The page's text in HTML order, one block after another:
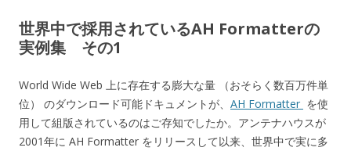
世界中で採用されているAH Formatterの
実例集 その1
World Wide Web 上に存在する膨大な量 （おそらく数百万件単
位） のダウンロード可能ドキュメントが、 AH Formatter を使
用して組版されているのはご存知でしたか。アンテナハウスが
2001年に AH Formatter をリリースして以来、世界中で実に多